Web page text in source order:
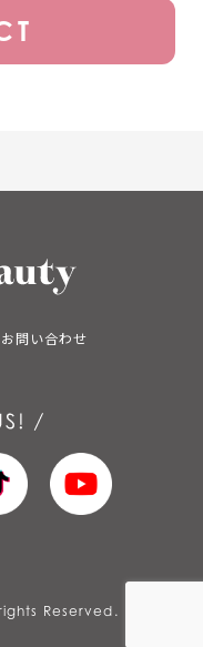
お問い合わせ
Reserved.